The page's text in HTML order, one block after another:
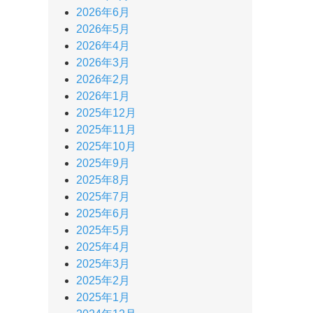
2026年6月
2026年5月
2026年4月
2026年3月
2026年2月
2026年1月
2025年12月
2025年11月
2025年10月
2025年9月
2025年8月
2025年7月
2025年6月
2025年5月
2025年4月
2025年3月
2025年2月
2025年1月